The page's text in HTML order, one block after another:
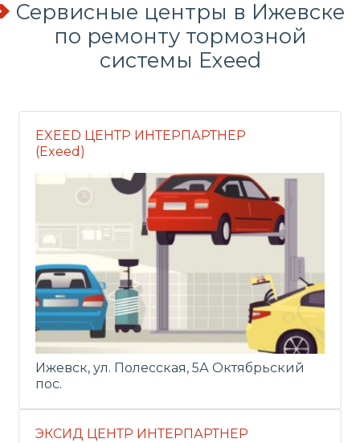
Сервисные центры в Ижевске
по ремонту тормозной
системы Exeed
EXEED ЦЕНТР ИНТЕРПАРТНЕР
(Exeed)
Ижевск, ул. Полесская, 5А Октябрьский
пос.
ЭКСИД ЦЕНТР ИНТЕРПАРТНЕР